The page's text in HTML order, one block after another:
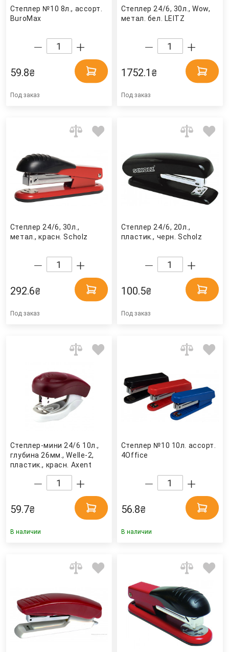
Степлер №10 8л., ассорт.
BuroMax
59.8₴
Под заказ
Степлер 24/6, 30л., Wow,
метал. бел. LEITZ
1752.1 ₴
Под заказ
Степлер 24/6, 30л.,
метал., красн. Scholz
292.6₴
Под заказ
Степлер 24/6, 20л.,
пластик., черн. Scholz
100.5₴
Под заказ
Степлер-мини 24/6 10л.,
глубина 26мм., Welle-2,
пластик., красн. Axent
59.7₴
В наличии
Степлер №10 10л. ассорт.
4Office
56.8₴
В наличии